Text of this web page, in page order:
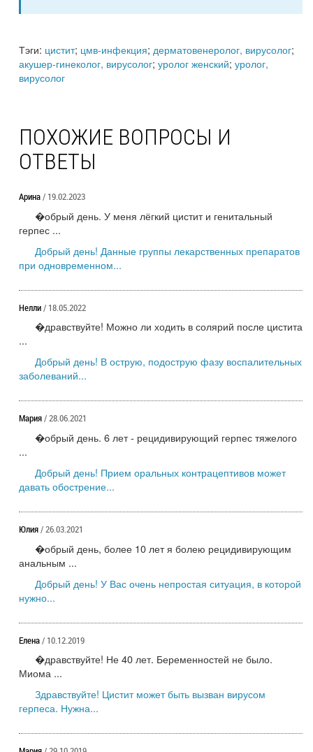
Тэги: цистит; цмв-инфекция; дерматовенеролог, вирусолог;
акушер-гинеколог, вирусолог; уролог женский; уролог,
вирусолог
ПОХОЖИЕ ВОПРОСЫ И
ОТВЕТЫ
Арина/ 19.02.2023
�обрый день. У меня лёгкий цистит и генитальный
герпес ...
Добрый день! Данные группы лекарственных препаратов
при одновременном...
Нелли/ 18.05.2022
�дравствуйте! Можно ли ходить в солярий после цистита
...
Добрый день! В острую, подострую фазу воспалительных
заболеваний...
Мария/ 28.06.2021
�обрый день. 6 лет - рецидивирующий герпес тяжелого
...
Добрый день! Прием оральных контрацептивов может
давать обострение...
Юлия/ 26.03.2021
�обрый день, более 10 лет я болею рецидивирующим
анальным ...
Добрый день! У Вас очень непростая ситуация, в которой
нужно...
Елена/ 10.12.2019
�дравствуйте! Не 40 лет. Беременностей не было.
Миома ...
Здравствуйте! Цистит может быть вызван вирусом
герпеса. Нужна...